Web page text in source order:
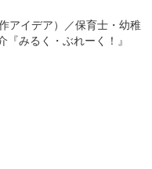
アイデア）／保育士・幼稚
みるく・ぶれーく！』